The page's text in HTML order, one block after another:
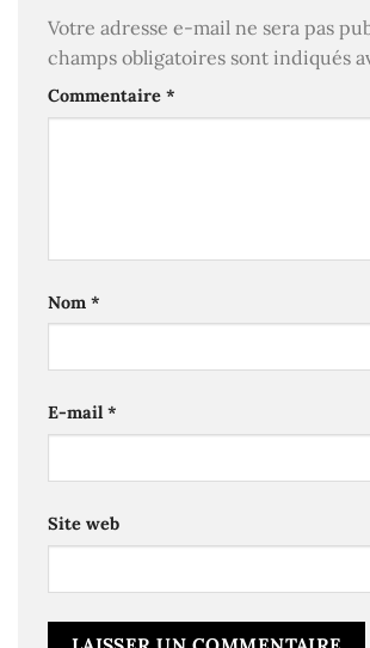
Votre adresse e-mail ne sera pas
champs obligatoires sont indiqués
Commentaire *
Nom *
E-mail*
Site web